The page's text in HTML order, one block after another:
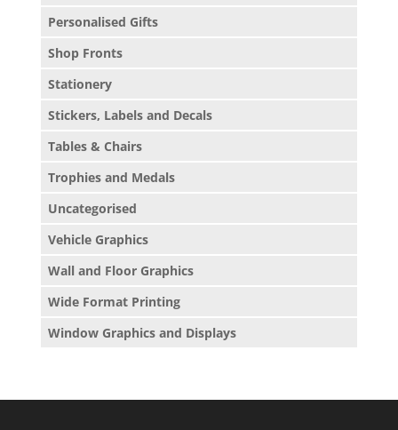
Personalised Gifts
Shop Fronts
Stationery
Stickers, Labels and Decals
Tables & Chairs
Trophies and Medals
Uncategorised
Vehicle Graphics
Wall and Floor Graphics
Wide Format Printing
Window Graphics and Displays